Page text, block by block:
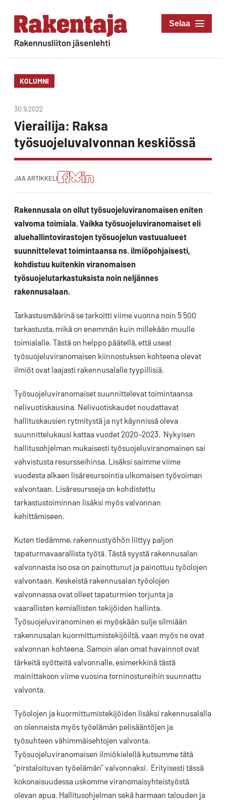
Siirry
suoraan
sisältöön
Rakentaja-lehti
KOLUMNI
30.9.2022
Vierailija: Raksa
työsuojeluvalvonnan keskiössä
JAA ARTIKKELI
Jaa
artikkeli
Facebookissa
Jaa
artikkeli
Blueskyssa
Jako:
Jaa
artikkeli
LinkedIn:ssä
Rakennusala on ollut työsuojeluviranomaisen eniten
valvoma toimiala. Vaikka työsuojeluviranomaiset eli
aluehallintovirastojen työsuojelun vastuualueet
suunnittelevat toimintaansa ns. ilmiöpohjaisesti,
kohdistuu kuitenkin viranomaisen
työsuojelutarkastuksista noin neljännes
rakennusalaan.
Tarkastusmäärinä se tarkoitti viime vuonna noin 5 500
tarkastusta, mikä on enemmän kuin millekään muulle
toimialalle. Tästä on helppo päätellä, että useat
työsuojeluviranomaisen kiinnostuksen kohteena olevat
ilmiöt ovat laajasti rakennusalalle tyypillisiä.
Työsuojeluviranomaiset suunnittelevat toimintaansa
nelivuotiskausina. Nelivuotiskaudet noudattavat
hallituskausien rytmitystä ja nyt käynnissä oleva
suunnittelukausi kattaa vuodet 2020–2023. Nykyisen
hallitusohjelman mukaisesti työsuojeluviranomainen sai
vahvistusta resursseihinsa. Lisäksi saimme viime
vuodesta alkaen lisäresursointia ulkomaisen työvoiman
valvontaan. Lisäresursseja on kohdistettu
tarkastustoiminnan lisäksi myös valvonnan
kehittämiseen.
Kuten tiedämme, rakennustyöhön liittyy paljon
tapaturmavaarallista työtä. Tästä syystä rakennusalan
valvonnasta iso osa on painottunut ja painottuu työolojen
valvontaan. Keskeistä rakennusalan työolojen
valvonnassa ovat olleet tapaturmien torjunta ja
vaarallisten kemiallisten tekijöiden hallinta.
Työsuojeluviranominen ei myöskään sulje silmiään
rakennusalan kuormittumistekijöiltä, vaan myös ne ovat
valvonnan kohteena. Samoin alan omat havainnot ovat
tärkeitä syötteitä valvonnalle, esimerkkinä tästä
mainittakoon viime vuosina torninostureihin suunnattu
valvonta.
Työolojen ja kuormittumistekijöiden lisäksi rakennusalalla
on olennaista myös työelämän pelisääntöjen ja
työsuhteen vähimmäisehtojen valvonta.
Työsuojeluviranomaisen ilmiökielellä kutsumme tätä
”pirstaloituvan työelämän” valvonnaksi. Erityisesti tässä
kokonaisuudessa uskomme viranomaisyhteistyöstä
olevan apua. Hallitusohjelman sekä harmaan talouden ja